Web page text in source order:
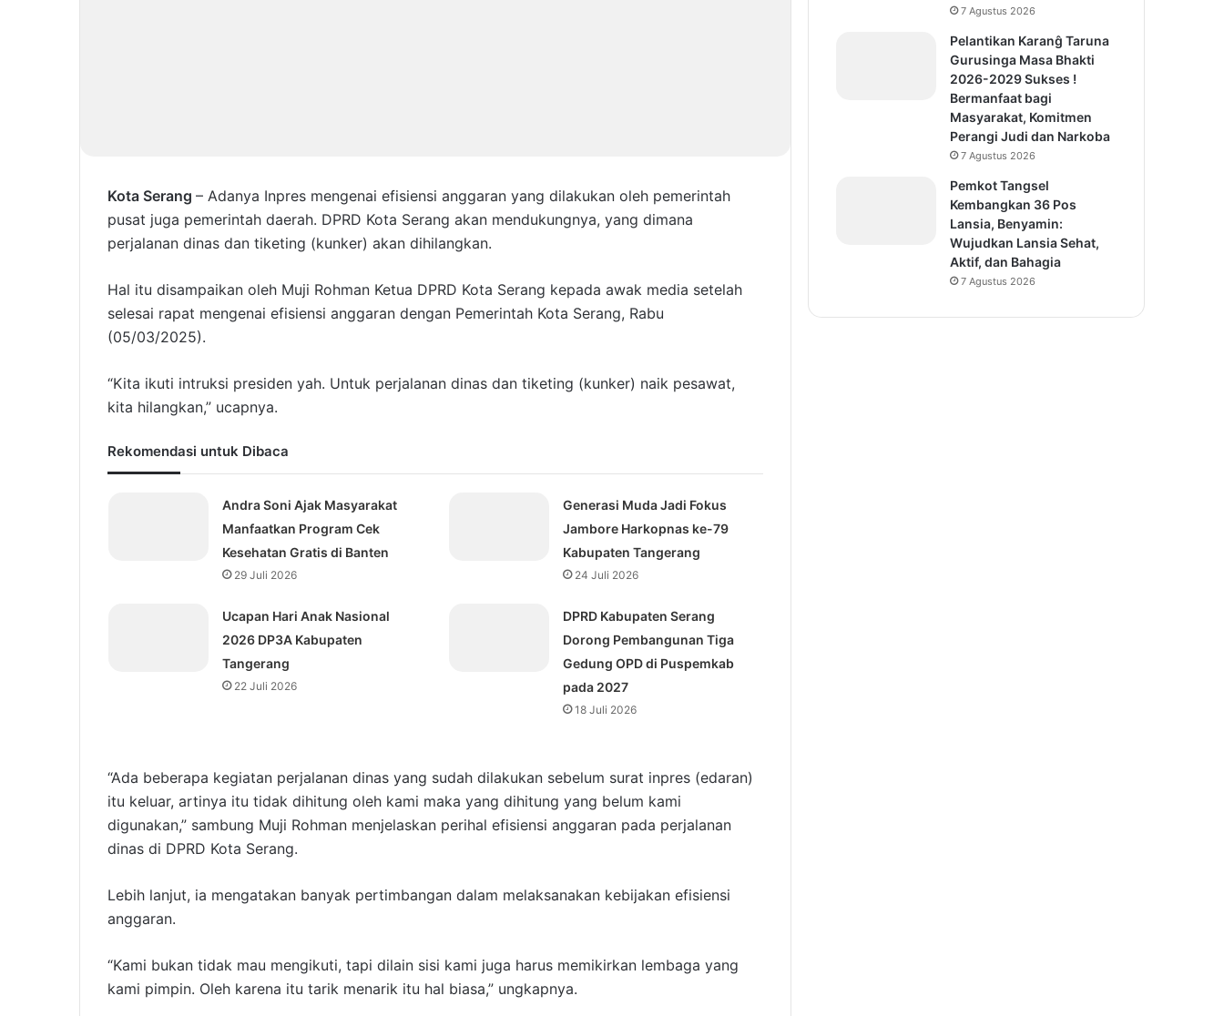
Kota Serang – Adanya Inpres mengenai efisiensi anggaran yang dilakukan oleh pemerintah
pusat juga pemerintah daerah. DPRD Kota Serang akan mendukungnya, yang dimana
perjalanan dinas dan tiketing (kunker) akan dihilangkan.
Hal itu disampaikan oleh Muji Rohman Ketua DPRD Kota Serang kepada awak media setelah
selesai rapat mengenai efisiensi anggaran dengan Pemerintah Kota Serang, Rabu
(05/03/2025).
“Kita ikuti intruksi presiden yah. Untuk perjalanan dinas dan tiketing (kunker) naik pesawat,
kita hilangkan,” ucapnya.
Rekomendasi untuk Dibaca
Andra Soni Ajak Masyarakat
Manfaatkan Program Cek
Kesehatan Gratis di Banten
29 Juli 2026
Generasi Muda Jadi Fokus
Jambore Harkopnas ke-79
Kabupaten Tangerang
24 Juli 2026
Ucapan Hari Anak Nasional
2026 DP3A Kabupaten
Tangerang
22 Juli 2026
DPRD Kabupaten Serang
Dorong Pembangunan Tiga
Gedung OPD di Puspemkab
pada 2027
18 Juli 2026
“Ada beberapa kegiatan perjalanan dinas yang sudah dilakukan sebelum surat inpres (edaran)
itu keluar, artinya itu tidak dihitung oleh kami maka yang dihitung yang belum kami
digunakan,” sambung Muji Rohman menjelaskan perihal efisiensi anggaran pada perjalanan
dinas di DPRD Kota Serang.
Lebih lanjut, ia mengatakan banyak pertimbangan dalam melaksanakan kebijakan efisiensi
anggaran.
“Kami bukan tidak mau mengikuti, tapi dilain sisi kami juga harus memikirkan lembaga yang
kami pimpin. Oleh karena itu tarik menarik itu hal biasa,” ungkapnya.
7 Agustus 2026
Pelantikan Karanĝ Taruna
Gurusinga Masa Bhakti
2026-2029 Sukses !
Bermanfaat bagi
Masyarakat, Komitmen
Perangi Judi dan Narkoba
7 Agustus 2026
Pemkot Tangsel
Kembangkan 36 Pos
Lansia, Benyamin:
Wujudkan Lansia Sehat,
Aktif, dan Bahagia
7 Agustus 2026